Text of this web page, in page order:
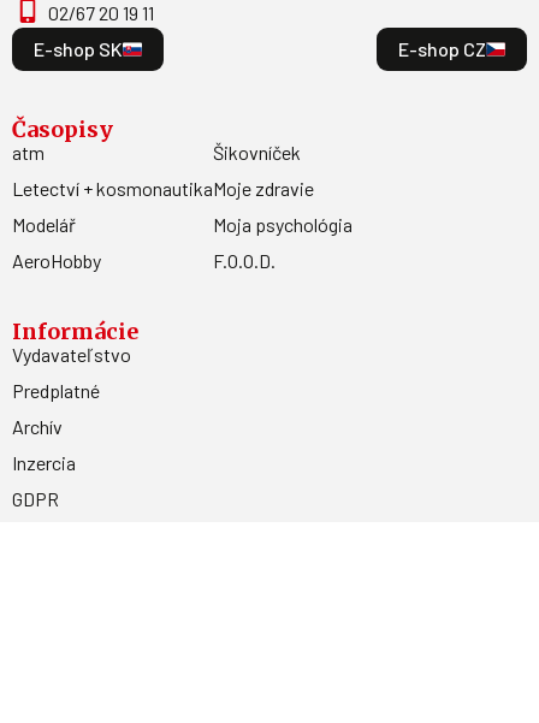
02/67 20 19 11
E-shop SK
E-shop CZ
Časopisy
atm
Letectví + kosmonautika
Modelář
AeroHobby
Šikovníček
Moje zdravie
Moja psychológia
F.O.O.D.
Informácie
Vydavateľstvo
Predplatné
Archív
Inzercia
GDPR